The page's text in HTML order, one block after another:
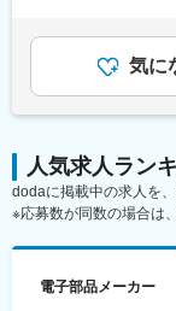
・軟磁性メタ
発、商品化。
マーケット
3）事業部向
・軟磁性メタ
よびプロセ
料・プロセス
あり、前職
※残業代は実
の金額であり
額)は固定手
気に
人気求人ラン
dodaに掲載中の求人を
※応募数が同数の場合は
電子部品メーカー